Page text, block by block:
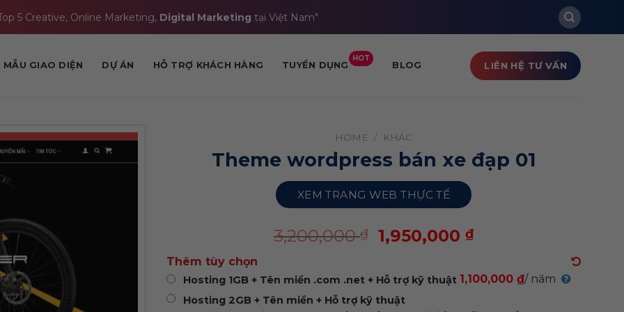
5 Creative, Online Marketing, Digital Marketing tại Việt Nam"
MẪU GIAO DIỆN DỰ ÁN HỖ TRỢ KHÁCH HÀNG TUYỂN DỤNG
HOT
BLOG LIÊN HỆ TƯ VẤN
HOME / KHÁC
Theme wordpress bán xe đạp 01
XEM TRANG WEB THỰC TẾ
3,200,000₫ 1,950,000₫
Thêm tùy chọn
Hosting 1GB + Tên miền .com .net + Hỗ trợ kỹ thuật 1,100,000 ₫/ năm
Hosting 2GB + Tên miền + Hỗ trợ kỹ thuật